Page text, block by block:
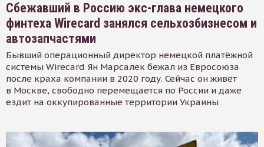
Сбежавший в Россию экс-глава немецкого
финтеха Wirecard занялся сельхозбизнесом и
автозапчастями
Бывший операционный директор немецкой платёжной
системы Wirecard Ян Марсалек бежал из Евросоюза
после краха компании в 2020 году. Сейчас он живёт
в Москве, свободно перемещается по России и даже
ездит на оккупированные территории Украины